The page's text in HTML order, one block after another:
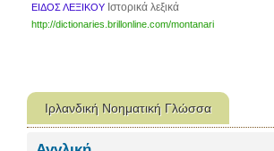
ΕΙΔΟΣ ΛΕΞΙΚΟΥ Ιστορικά λεξικά
http://dictionaries.brillonline.com/montanari
Ιρλανδική Νοηματική Γλώσσα